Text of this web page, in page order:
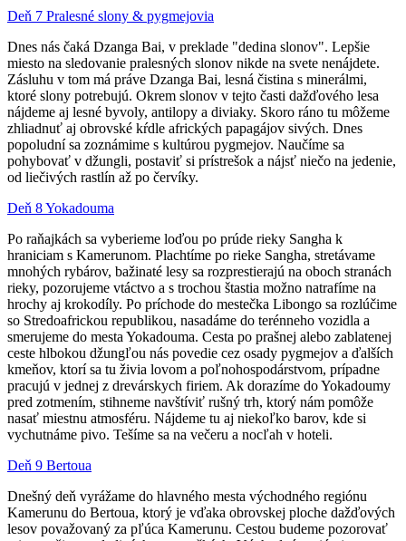
Deň 7 Pralesné slony & pygmejovia
Dnes nás čaká Dzanga Bai, v preklade "dedina slonov". Lepšie
miesto na sledovanie pralesných slonov nikde na svete nenájdete.
Zásluhu v tom má práve Dzanga Bai, lesná čistina s minerálmi,
ktoré slony potrebujú. Okrem slonov v tejto časti dažďového lesa
nájdeme aj lesné byvoly, antilopy a diviaky. Skoro ráno tu môžeme
zhliadnuť aj obrovské kŕdle afrických papagájov sivých. Dnes
popoludní sa zoznámime s kultúrou pygmejov. Naučíme sa
pohybovať v džungli, postaviť si prístrešok a nájsť niečo na jedenie,
od liečivých rastlín až po červíky.
Deň 8 Yokadouma
Po raňajkách sa vyberieme loďou po prúde rieky Sangha k
hraniciam s Kamerunom. Plachtíme po rieke Sangha, stretávame
mnohých rybárov, bažinaté lesy sa rozprestierajú na oboch stranách
rieky, pozorujeme vtáctvo a s trochou štastia možno natrafíme na
hrochy aj krokodíly. Po príchode do mestečka Libongo sa rozlúčime
so Stredoafrickou republikou, nasadáme do terénneho vozidla a
smerujeme do mesta Yokadouma. Cesta po prašnej alebo zablatenej
ceste hlbokou džungľou nás povedie cez osady pygmejov a ďalších
kmeňov, ktorí sa tu živia lovom a poľnohospodárstvom, prípadne
pracujú v jednej z drevárskych firiem. Ak dorazíme do Yokadoumy
pred zotmením, stihneme navštíviť rušný trh, ktorý nám pomôže
nasať miestnu atmosféru. Nájdeme tu aj niekoľko barov, kde si
vychutnáme pivo. Tešíme sa na večeru a nocľah v hoteli.
Deň 9 Bertoua
Dnešný deň vyrážame do hlavného mesta východného regiónu
Kamerunu do Bertoua, ktorý je vďaka obrovskej ploche dažďových
lesov považovaný za pľúca Kamerunu. Cestou budeme pozorovať